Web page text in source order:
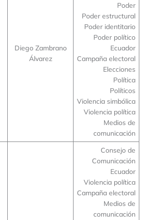
Diego Zambrano
Álvarez
Poder
Poder estructural
Poder identitario
Poder político
Ecuador
Campaña electoral
Elecciones
Política
Políticos
Violencia simbólica
Violencia política
Medios de
comunicación
Consejo de
Comunicación
Ecuador
Violencia política
Campaña electoral
Medios de
comunicación